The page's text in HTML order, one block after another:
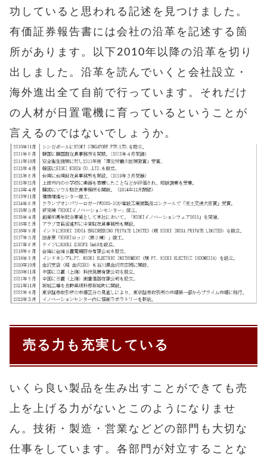
功していると思われる記述を見つけました。
有価証券報告書には会社の沿革を記述する箇
所があります。以下2010年以降の沿革を切り
出しました。沿革を読んでいくと会社設立・
海外進出全て自前で行っています。それだけ
の人材が日置電機に育っているということが
言えるのではないでしょうか。
売る力も充実している
いくら良い製品を生み出すことができても売
上を上げる力がないとこのようになりませ
ん。技術・製造・営業などどの部門も大切な
仕事をしています。各部門が対立することな